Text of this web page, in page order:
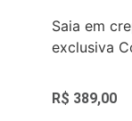
Saia em
exclusiva
R$ 389,00